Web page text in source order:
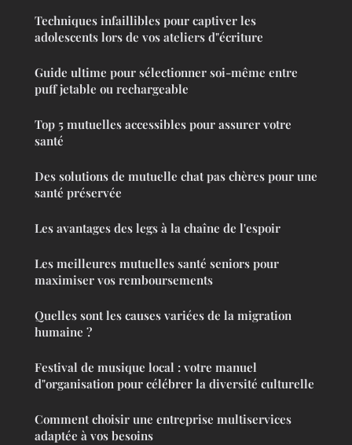
Techniques infaillibles pour captiver les
adolescents lors de vos ateliers d"écriture
Guide ultime pour sélectionner soi-même entre
puff jetable ou rechargeable
Top 5 mutuelles accessibles pour assurer votre
santé
Des solutions de mutuelle chat pas chères pour une
santé préservée
Les avantages des legs à la chaîne de l'espoir
Les meilleures mutuelles santé seniors pour
maximiser vos remboursements
Quelles sont les causes variées de la migration
humaine ?
Festival de musique local : votre manuel
d"organisation pour célébrer la diversité culturelle
Comment choisir une entreprise multiservices
adaptée à vos besoins